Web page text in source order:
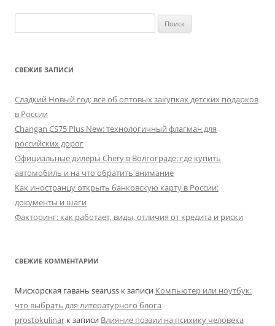
СВЕЖИЕ ЗАПИСИ
Сладкий Новый год: всё об оптовых закупках детских подарков
в России
Changan CS75 Plus New: технологичный флагман для
российских дорог
Официальные дилеры Chery в Волгограде: где купить
автомобиль и на что обратить внимание
Как иностранцу открыть банковскую карту в России:
документы и шаги
Факторинг: как работает, виды, отличия от кредита и риски
СВЕЖИЕ КОММЕНТАРИИ
Мисхорская гавань searuss к записи Компьютер или ноутбук:
что выбрать для литературного блога
prostokulinar к записи Влияние поэзии на психику человека